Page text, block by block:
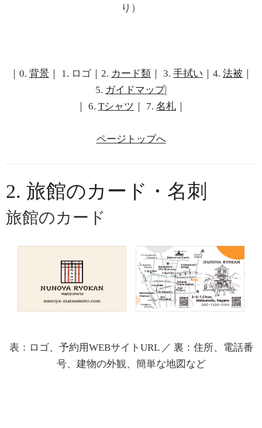
り）
｜0. 背景 ｜ 1. ロゴ｜2. カード類 ｜ 3. 手拭い ｜4. 法被 ｜
5. ガイドマップ|
｜ 6. Tシャツ ｜ 7. 名札 ｜
ページトップへ
2. 旅館のカード・名刺
旅館のカード
表：ロゴ、予約用WEBサイトURL ／ 裏：住所、電話番
号、建物の外観、簡単な地図など